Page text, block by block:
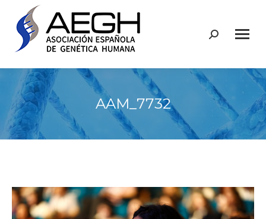
Buscar:
AAM_7732